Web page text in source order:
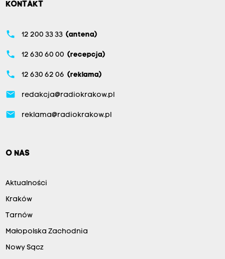
KONTAKT
phone 12 200 33 33 (antena)
phone 12 630 60 00 (recepcja)
phone 12 630 62 06 (reklama)
email redakcja@radiokrakow.pl
email reklama@radiokrakow.pl
O NAS
Aktualności
Kraków
Tarnów
Małopolska Zachodnia
Nowy Sącz